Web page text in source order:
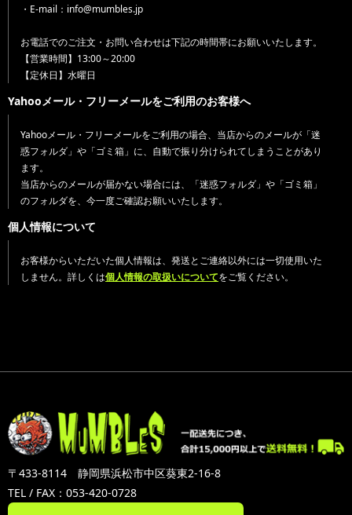
・E-mail：info@mumbles.jp
お電話でのご注文・お問い合わせは下記の時間帯にお願いいたします。
【営業時間】13:00～20:00
【定休日】水曜日
Yahooメール・フリーメールをご利用のお客様へ
Yahooメール・フリーメールをご利用の場合、当店からのメールが「迷
惑フォルダ」や「ゴミ箱」に、自動で振り分けられてしまうことがあり
ます。
当店からのメールが届かない場合には、「迷惑フォルダ」や「ゴミ箱」
のフォルダを、今一度ご確認お願いいたします。
個人情報について
お客様からいただいた個人情報は、発送とご連絡以外には一切使用いた
しません。詳しくは個人情報の取扱いについてをご覧ください。
〒433-8114 静岡県浜松市中区葵東2-16-8
TEL / FAX：053-420-0728